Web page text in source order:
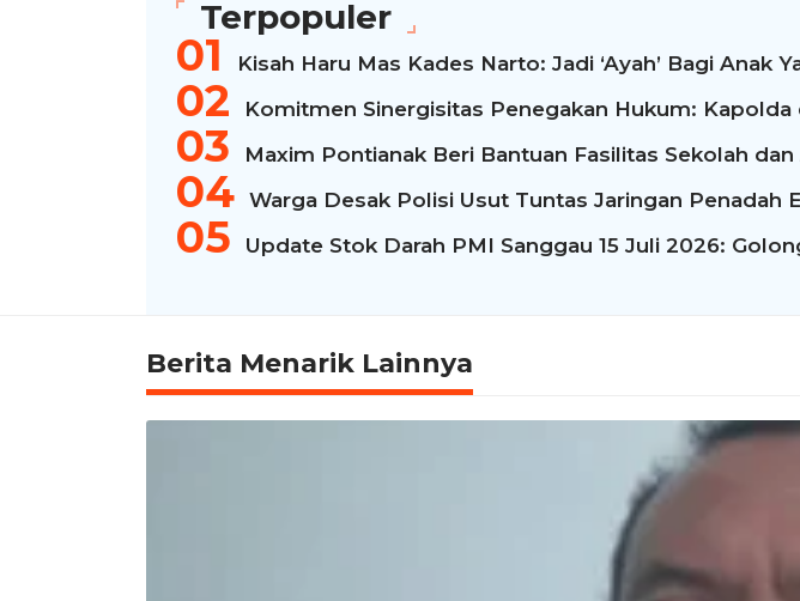
Terpopuler
Kisah Haru Mas Kades Narto: Jadi ‘Ayah’ Bagi
Komitmen Sinergisitas Penegakan Hukum:
Maxim Pontianak Beri Bantuan Fasilitas Sekolah dan
Warga Desak Polisi Usut Tuntas Jaringan Penadah
Update Stok Darah PMI Sanggau 15 Juli 2026:
Berita Menarik Lainnya